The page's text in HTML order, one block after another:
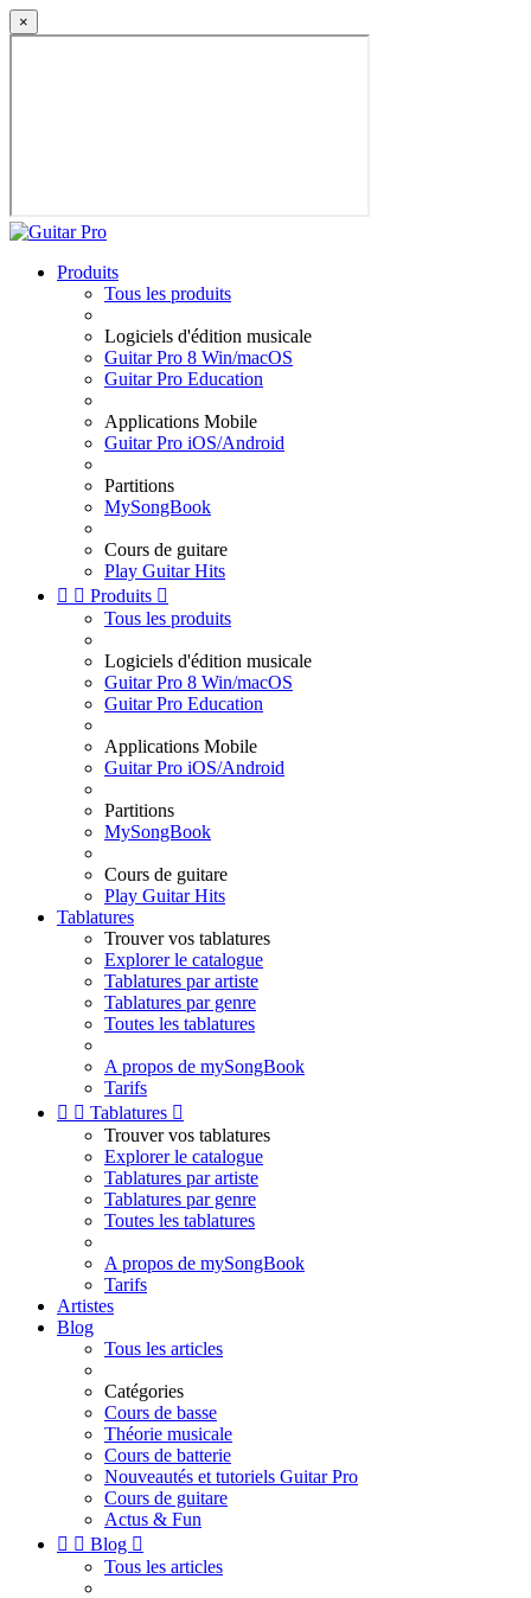
×
Produits
Tous les produits
Logiciels d'édition musicale
Guitar Pro 8 Win/macOS
Guitar Pro Education
Applications Mobile
Guitar Pro iOS/Android
Partitions
MySongBook
Cours de guitare
Play Guitar Hits
  Produits 
Tous les produits
Logiciels d'édition musicale
Guitar Pro 8 Win/macOS
Guitar Pro Education
Applications Mobile
Guitar Pro iOS/Android
Partitions
MySongBook
Cours de guitare
Play Guitar Hits
Tablatures
Trouver vos tablatures
Explorer le catalogue
Tablatures par artiste
Tablatures par genre
Toutes les tablatures
A propos de mySongBook
Tarifs
  Tablatures 
Trouver vos tablatures
Explorer le catalogue
Tablatures par artiste
Tablatures par genre
Toutes les tablatures
A propos de mySongBook
Tarifs
Artistes
Blog
Tous les articles
Catégories
Cours de basse
Théorie musicale
Cours de batterie
Nouveautés et tutoriels Guitar Pro
Cours de guitare
Actus & Fun
  Blog 
Tous les articles